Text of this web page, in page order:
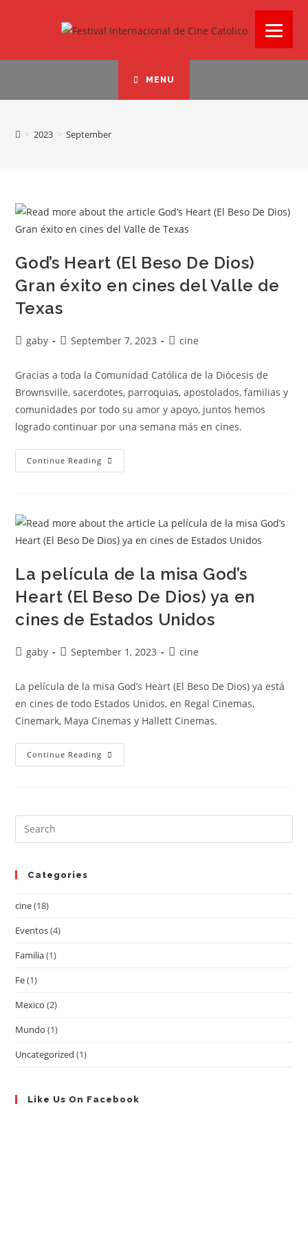
MENU
> 2023 > September
God’s Heart (El Beso De Dios)
Gran éxito en cines del Valle de
Texas
gaby September 7, 2023 cine
Gracias a toda la Comunidad Católica de la Diócesis de
Brownsville, sacerdotes, parroquias, apostolados, familias y
comunidades por todo su amor y apoyo, juntos hemos
logrado continuar por una semana más en cines.
Continue Reading
La película de la misa God’s
Heart (El Beso De Dios) ya en
cines de Estados Unidos
gaby September 1, 2023 cine
La película de la misa God’s Heart (El Beso De Dios) ya está
en cines de todo Estados Unidos, en Regal Cinemas,
Cinemark, Maya Cinemas y Hallett Cinemas.
Continue Reading
Categories
cine(18)
Eventos(4)
Familia(1)
Fe(1)
Mexico (2)
Mundo (1)
Uncategorized (1)
Like Us On Facebook